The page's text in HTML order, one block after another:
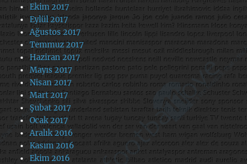
Ekim 2017
Eylül 2017
Ağustos 2017
Temmuz 2017
Haziran 2017
Mayıs 2017
Nisan 2017
Mart 2017
Şubat 2017
Ocak 2017
Aralık 2016
Kasım 2016
Ekim 2016